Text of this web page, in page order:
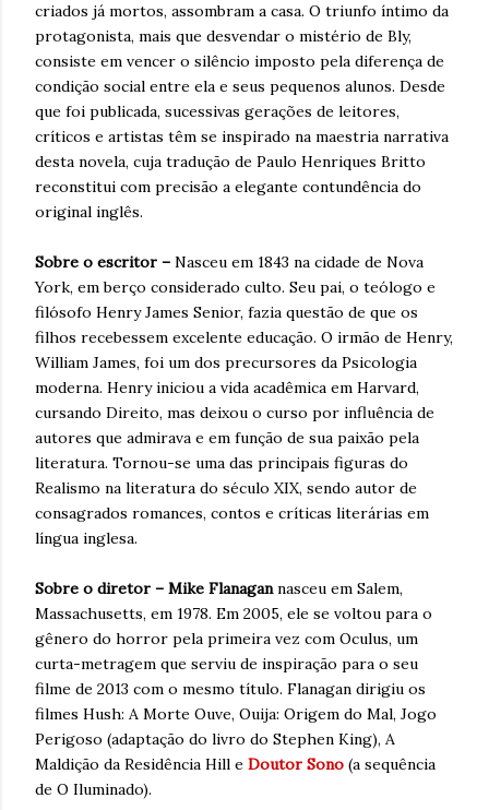
criados já mortos, assombram a casa. O triunfo íntimo da
protagonista, mais que desvendar o mistério de Bly,
consiste em vencer o silêncio imposto pela diferença de
condição social entre ela e seus pequenos alunos. Desde
que foi publicada, sucessivas gerações de leitores,
críticos e artistas têm se inspirado na maestria narrativa
desta novela, cuja tradução de Paulo Henriques Britto
reconstitui com precisão a elegante contundência do
original inglês.
Sobre o escritor – Nasceu em 1843 na cidade de Nova
York, em berço considerado culto. Seu pai, o teólogo e
filósofo Henry James Senior, fazia questão de que os
filhos recebessem excelente educação. O irmão de Henry,
William James, foi um dos precursores da Psicologia
moderna. Henry iniciou a vida acadêmica em Harvard,
cursando Direito, mas deixou o curso por influência de
autores que admirava e em função de sua paixão pela
literatura. Tornou-se uma das principais figuras do
Realismo na literatura do século XIX, sendo autor de
consagrados romances, contos e críticas literárias em
língua inglesa.
Sobre o diretor – Mike Flanagannasceu em Salem,
Massachusetts, em 1978. Em 2005, ele se voltou para o
gênero do horror pela primeira vez com Oculus, um
curta-metragem que serviu de inspiração para o seu
filme de 2013 com o mesmo título. Flanagan dirigiu os
filmes Hush: A Morte Ouve, Ouija: Origem do Mal, Jogo
Perigoso (adaptação do livro do Stephen King), A
Maldição da Residência Hill e Doutor Sono (a sequência
de O Iluminado).